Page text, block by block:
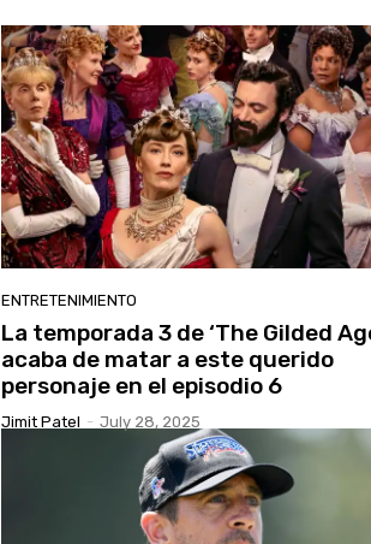
ENTRETENIMIENTO
La temporada 3 de ‘The Gilded
acaba de matar a este querido
personaje en el episodio 6
Jimit Patel - July 28, 2025